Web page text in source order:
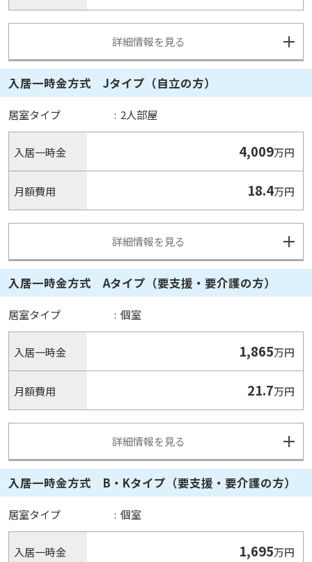
詳細情報を見る
入居一時金方式 Jタイプ（自立の方）
居室タイプ : 2人部屋
入居一時金 4,009万円
月額費用 18.4万円
詳細情報を見る
入居一時金方式 Aタイプ（要支援・要介護の方）
居室タイプ : 個室
入居一時金 1,865万円
月額費用 21.7万円
詳細情報を見る
入居一時金方式 B・Kタイプ（要支援・要介護の方）
居室タイプ : 個室
入居一時金 1,695万円